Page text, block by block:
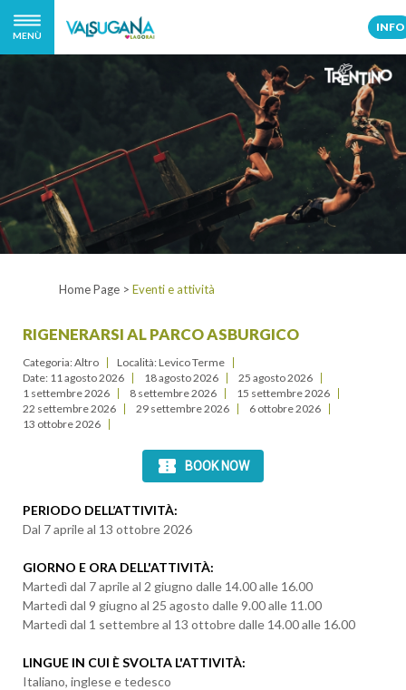
MENÙ
INFO
Home Page > Eventi e attività
RIGENERARSI AL PARCO ASBURGICO
Categoria: Altro
Località: Levico Terme
Date: 11 agosto 2026 18 agosto 2026
25 agosto 2026
1 settembre 2026
8 settembre 2026
15 settembre 2026
22 settembre 2026
29 settembre 2026
6 ottobre 2026
13 ottobre 2026
PERIODO DELL’ATTIVITÀ:
Dal 7 aprile al 13 ottobre 2026
GIORNO E ORA DELL'ATTIVITÀ:
Martedì dal 7 aprile al 2 giugno dalle 14.00 alle 16.00
Martedì dal 9 giugno al 25 agosto dalle 9.00 alle 11.00
Martedì dal 1 settembre al 13 ottobre dalle 14.00 alle 16.00
LINGUE IN CUI È SVOLTA L'ATTIVITÀ:
Italiano, inglese e tedesco